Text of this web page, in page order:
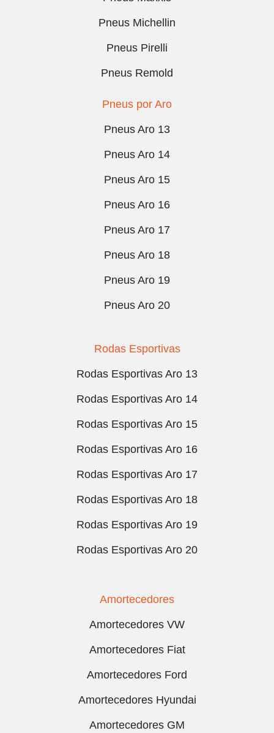
Pneus Michellin
Pneus Pirelli
Pneus Remold
Pneus por Aro
Pneus Aro 13
Pneus Aro 14
Pneus Aro 15
Pneus Aro 16
Pneus Aro 17
Pneus Aro 18
Pneus Aro 19
Pneus Aro 20
Rodas Esportivas
Rodas Esportivas Aro 13
Rodas Esportivas Aro 14
Rodas Esportivas Aro 15
Rodas Esportivas Aro 16
Rodas Esportivas Aro 17
Rodas Esportivas Aro 18
Rodas Esportivas Aro 19
Rodas Esportivas Aro 20
Amortecedores
Amortecedores VW
Amortecedores Fiat
Amortecedores Ford
Amortecedores Hyundai
Amortecedores GM